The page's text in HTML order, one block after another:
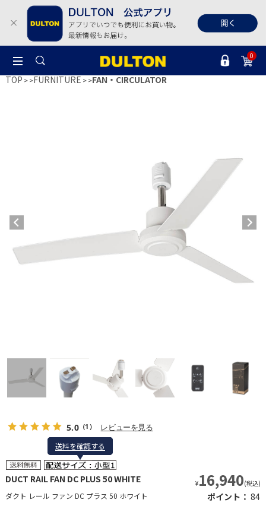
0
TOP >FURNITURE >FAN・CIRCULATOR
5.0（1） レビューを見る
送料を確認する
送料を確認する
DUCT RAIL FAN DC PLUS 50 WHITE
ダクト レール ファン DC プラス 50 ホワイト
¥16,940(税込)
ポイント： 84